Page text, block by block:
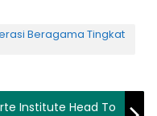
Beragama Tingkat
Institute Head To